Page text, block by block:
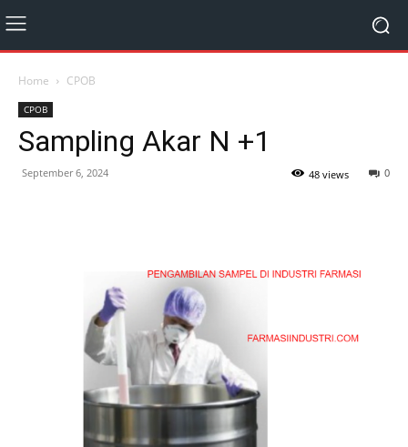
Home CPOB
CPOB
Sampling Akar N +1
September 6, 2024 0
48 views